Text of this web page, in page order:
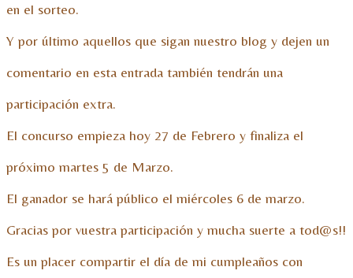
en el sorteo.
Y por último aquellos que sigan nuestro blog y dejen un
comentario en esta entrada también tendrán una
participación extra.
El concurso empieza hoy 27 de Febrero y finaliza el
próximo martes 5 de Marzo.
El ganador se hará público el miércoles 6 de marzo.
Gracias por vuestra participación y mucha suerte a tod@s!!
Es un placer compartir el día de mi cumpleaños con